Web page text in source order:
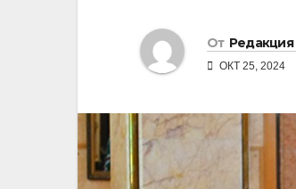
От Редакция
ОКТ 25, 2024